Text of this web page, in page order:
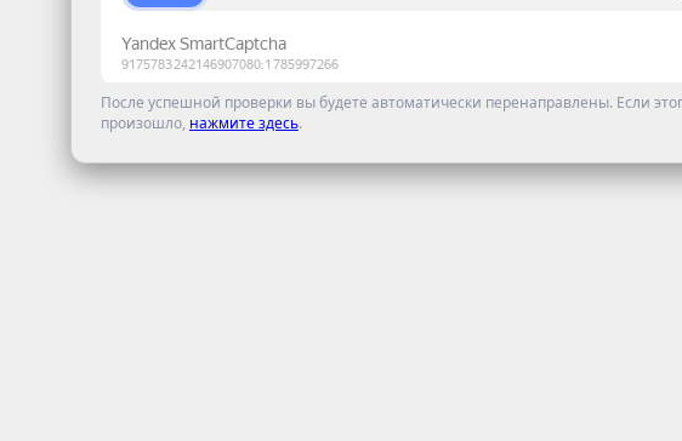
После успешной проверки вы будете автоматически перенаправлены. Если
произошло, нажмите здесь.